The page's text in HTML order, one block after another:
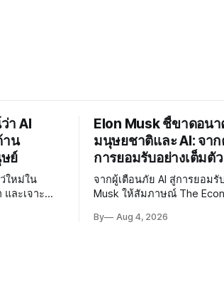
า AI
าน
ย์
ใหม่ใน
และเจาะ
Elon Musk ชี้ขาดอน
มนุษยชาติและ AI: จา
การยอมรับอย่างเต็มตัว
จากผู้เตือนภัย AI สู่การยอมรั
Musk ให้สัมภาษณ์ The
ความเสี่ยงยังมีอยู่จริง
By Aug 4, 2026